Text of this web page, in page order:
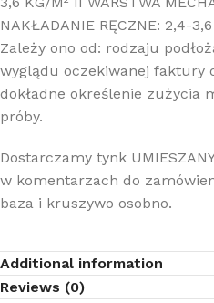
NAKŁADANIE RĘCZNE: 2,4-
Zależy ono od: rodzaju
wyglądu oczekiwanej faktury
dokładne określenie zużycia
próby.
Dostarczamy tynk
w komentarzach do
baza i kruszywo osobno.
Additional information
Reviews (0)